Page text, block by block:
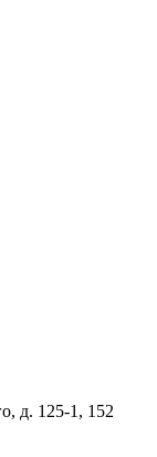
д. 125-1, 152